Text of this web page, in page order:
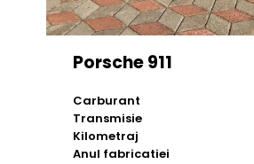
Porsche 911
Carburant
Transmisie
Kilometraj
Anul fabricatiei